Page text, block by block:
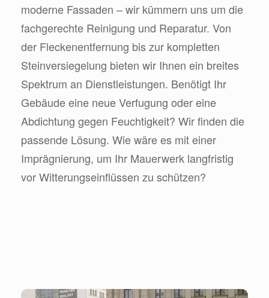
moderne Fassaden – wir kümmern uns um die
fachgerechte Reinigung und Reparatur. Von
der Fleckenentfernung bis zur kompletten
Steinversiegelung bieten wir Ihnen ein breites
Spektrum an Dienstleistungen. Benötigt Ihr
Gebäude eine neue Verfugung oder eine
Abdichtung gegen Feuchtigkeit? Wir finden die
passende Lösung. Wie wäre es mit einer
Imprägnierung, um Ihr Mauerwerk langfristig
vor Witterungseinflüssen zu schützen?